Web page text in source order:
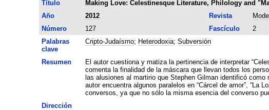
Título
Making Love: Celestinesque Literature, Philology and
Año
2012 Revista
Número
127 Fascículo 2
Palabras
clave
Cripto-Judaísmo; Heterodoxia; Subversión
Resumen
El autor cuestiona y matiza la pertinencia de interpretar
comenta la finalidad de la máscara que llevan todos los
las alusiones al martirio que Stephen Gilman identificó
autor encuentra algunos paralelos en “Cárcel de amor”, “La
conversos, ya que no sólo la misma esencia del converso
Dirección